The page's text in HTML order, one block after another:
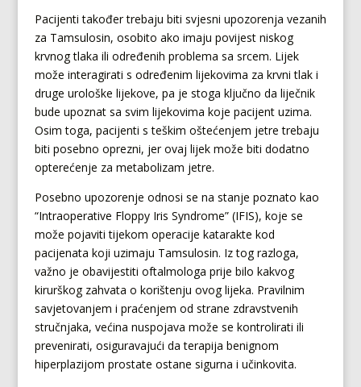
Pacijenti također trebaju biti svjesni upozorenja vezanih
za Tamsulosin, osobito ako imaju povijest niskog
krvnog tlaka ili određenih problema sa srcem. Lijek
može interagirati s određenim lijekovima za krvni tlak i
druge urološke lijekove, pa je stoga ključno da liječnik
bude upoznat sa svim lijekovima koje pacijent uzima.
Osim toga, pacijenti s teškim oštećenjem jetre trebaju
biti posebno oprezni, jer ovaj lijek može biti dodatno
opterećenje za metabolizam jetre.
Posebno upozorenje odnosi se na stanje poznato kao
“Intraoperative Floppy Iris Syndrome” (IFIS), koje se
može pojaviti tijekom operacije katarakte kod
pacijenata koji uzimaju Tamsulosin. Iz tog razloga,
važno je obavijestiti oftalmologa prije bilo kakvog
kirurškog zahvata o korištenju ovog lijeka. Pravilnim
savjetovanjem i praćenjem od strane zdravstvenih
stručnjaka, većina nuspojava može se kontrolirati ili
prevenirati, osiguravajući da terapija benignom
hiperplazijom prostate ostane sigurna i učinkovita.